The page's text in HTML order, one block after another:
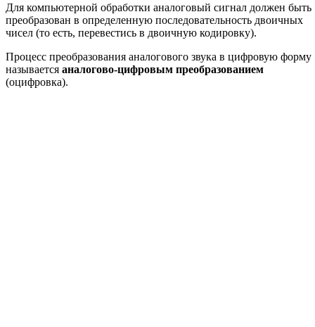
Для компьютерной обработки аналоговый сигнал должен быть
преобразован в определенную последовательность двоичных
чисел (то есть, перевестись в двоичную кодировку).
Процесс преобразования аналогового звука в цифровую форму
называется аналогово-цифровым преобразованием
(оцифровка).